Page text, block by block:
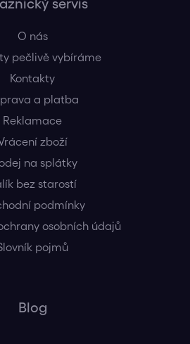
servis
O nás
pečlivě vybíráme
Kontakty
a platba
Reklamace
zboží
na splátky
bez starostí
podmínky
osobních údajů
pojmů
Blog